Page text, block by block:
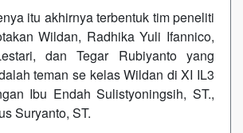
akhirnya terbentuk tim peneliti
Wildan, Radhika Yuli Ifannico,
dan Tegar Rubiyanto yang
teman se kelas Wildan di XI IL3
Ibu Endah Sulistyoningsih, ST.,
Suryanto, ST.